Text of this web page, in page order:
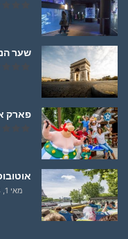
שער
פארק
מאי 1, 2024